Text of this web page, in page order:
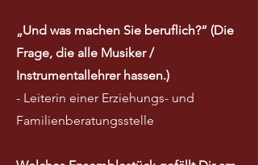
„Und was machen Sie beruflich?“ (Die
Frage, die alle Musiker /
Instrumentallehrer hassen.)
- Leiterin einer Erziehungs- und
Familienberatungsstelle